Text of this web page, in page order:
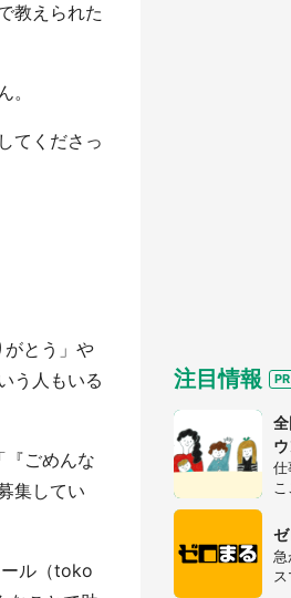
教えられた
てくださっ
がとう」や
う人もいる
『ごめんな
集してい
ル（toko
注目情報
仕
急